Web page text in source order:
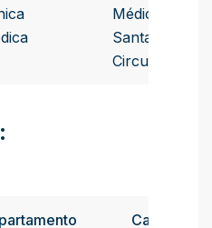
Médicos de
Santa Fe 1era
Cargo